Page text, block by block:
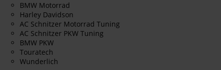
BMW Motorrad
Harley Davidson
AC Schnitzer Motorrad Tuning
AC Schnitzer PKW Tuning
BMW PKW
Touratech
Wunderlich